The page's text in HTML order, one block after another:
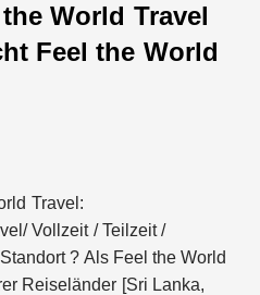
World Travel
Feel the World
Travel:
Vollzeit / Teilzeit /
? Als Feel the World
Reiseländer [Sri Lanka,